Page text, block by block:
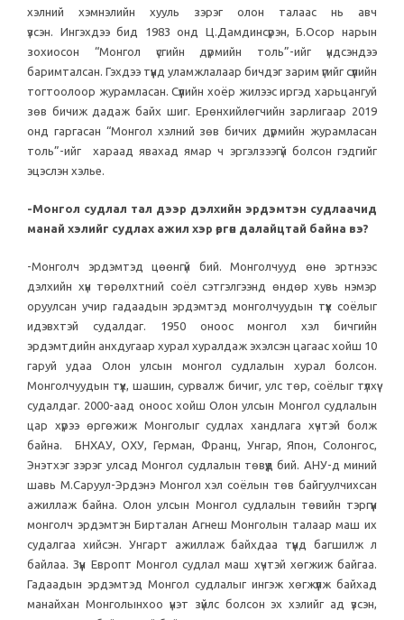
хэлний хэмнэлийн хууль зэрэг олон талаас нь авч
үзсэн. Ингэхдээ бид 1983 онд Ц.Дамдинсүрэн, Б.Осор нарын
зохиосон “Монгол үсгийн дүрмийн толь”-ийг үндсэндээ
баримталсан. Гэхдээ түүнд уламжлалаар бичдэг зарим үгийг сүүлийн
тогтоолоор журамласан. Сүүлийн хоёр жилээс иргэд харьцангуй
зөв бичиж дадаж байх шиг. Ерөнхийлөгчийн зарлигаар 2019
онд гаргасан “Монгол хэлний зөв бичих дүрмийн журамласан
толь”-ийг хараад явахад ямар ч эргэлзээгүй болсон гэдгийг
эцэслэн хэлье.
-Монгол судлал тал дээр дэлхийн эрдэмтэн судлаачид
манай хэлийг судлах ажил хэр өргөн далайцтай байна вэ?
-Монголч эрдэмтэд цөөнгүй бий. Монголчууд өнө эртнээс
дэлхийн хүн төрөлхтний соёл сэтгэлгээнд өндөр хувь нэмэр
оруулсан учир гадаадын эрдэмтэд монголчуудын түүх соёлыг
идэвхтэй судалдаг. 1950 оноос монгол хэл бичгийн
эрдэмтдийн анхдугаар хурал хуралдаж эхэлсэн цагаас хойш 10
гаруй удаа Олон улсын монгол судлалын хурал болсон.
Монголчуудын түүх, шашин, сурвалж бичиг, улс төр, соёлыг түлхүү
судалдаг. 2000-аад оноос хойш Олон улсын Монгол судлалын
цар хүрээ өргөжиж Монголыг судлах хандлага хүчтэй болж
байна. БНХАУ, ОХУ, Герман, Франц, Унгар, Япон, Солонгос,
Энэтхэг зэрэг улсад Монгол судлалын төвүүд бий. АНУ-д миний
шавь М.Саруул-Эрдэнэ Монгол хэл соёлын төв байгуулчихсан
ажиллаж байна. Олон улсын Монгол судлалын төвийн тэргүүн
монголч эрдэмтэн Бирталан Агнеш Монголын талаар маш их
судалгаа хийсэн. Унгарт ажиллаж байхдаа түүнд багшилж л
байлаа. Зүүн Европт Монгол судлал маш хүчтэй хөгжиж байгаа.
Гадаадын эрдэмтэд Монгол судлалыг ингэж хөгжүүлж байхад
манайхан Монголынхоо үнэт зүйлс болсон эх хэлийг ад үзсэн,